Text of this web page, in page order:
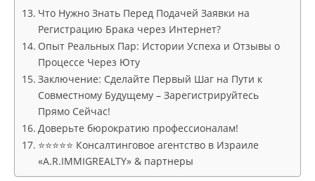
Что Нужно Знать Перед Подачей Заявки на
Регистрацию Брака через Интернет?
Опыт Реальных Пар: Истории Успеха и Отзывы о
Процессе Через Юту
Заключение: Сделайте Первый Шаг на Пути к
Совместному Будущему – Зарегистрируйтесь
Прямо Сейчас!
Доверьте бюрократию профессионалам!
⭐⭐⭐⭐⭐ Консалтинговое агентство в Израиле
«A.R.IMMIGREALTY» & партнеры